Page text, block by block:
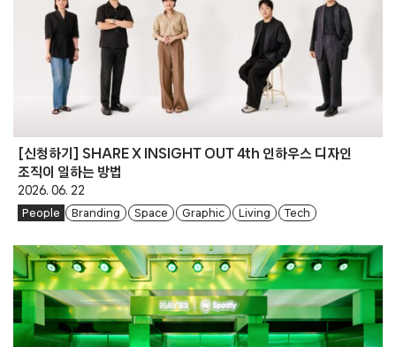
[신청하기] SHARE X INSIGHT OUT 4th 인하우스 디자인
조직이 일하는 방법
2026. 06. 22
People Branding Space Graphic Living Tech